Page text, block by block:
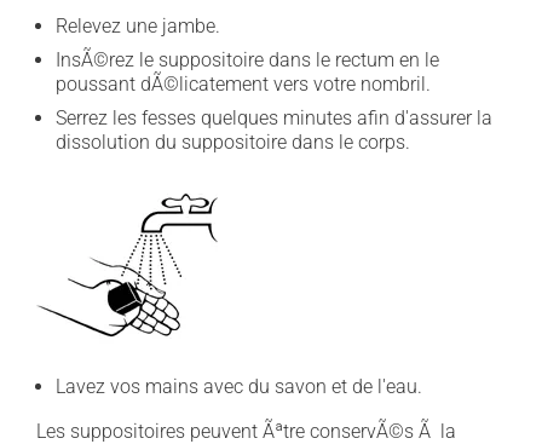
Relevez une jambe.
InsÃ©rez le suppositoire dans le rectum en le
poussant dÃ©licatement vers votre nombril.
Serrez les fesses quelques minutes afin d'assurer la
dissolution du suppositoire dans le corps.
Lavez vos mains avec du savon et de l'eau.
Les suppositoires peuvent Ãªtre conservÃ©s Ã la